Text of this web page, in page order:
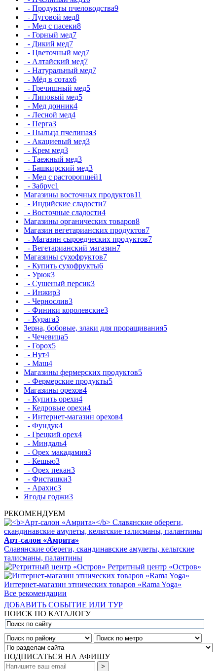
- Продукты пчеловодства9
- Луговой мед8
- Мед с пасеки8
- Горный мед7
- Дикий мед7
- Цветочный мед7
- Алтайский мед7
- Натуральный мед7
- Мёд в сотах6
- Гречишный мед5
- Липовый мед5
- Мед донник4
- Лесной мед4
- Перга3
- Пыльца пчелиная3
- Акациевый мед3
- Крем мед3
- Таежный мед3
- Башкирский мед3
- Мед с расторопшей1
- Забрус1
Магазины восточных продуктов11
- Индийские сладости7
- Восточные сладости4
Магазины органических товаров8
Магазин вегетарианских продуктов7
- Магазин сыроедческих продуктов7
- Вегетарианский магазин7
Магазины сухофруктов7
- Купить сухофрукты6
- Урюк3
- Сушеный персик3
- Инжир3
- Чернослив3
- Финики королевские3
- Курага3
Зерна, бобовые, злаки для проращивания5
- Чечевица5
- Горох5
- Нут4
- Маш4
Магазины фермерских продуктов5
- Фермерские продукты5
Магазины орехов4
- Купить орехи4
- Кедровые орехи4
- Интернет-магазин орехов4
- Фундук4
- Грецкий орех4
- Миндаль4
- Орех макадамия3
- Кешью3
- Орех пекан3
- Фисташки3
- Арахис3
Ягоды годжи3
РЕКОМЕНДУЕМ
Арт-салон «Амрита»
Славянские обереги, скандинавские амулеты, кельтские
талисманы, палантины
Ретритный центр «Остров»
Интернет-магазин этнических товаров «Rama Yoga»
Все рекомендации
ДОБАВИТЬ СОБЫТИЕ ИЛИ ТУР
ПОИСК ПО КАТАЛОГУ
ПОДПИСАТЬСЯ НА АФИШУ